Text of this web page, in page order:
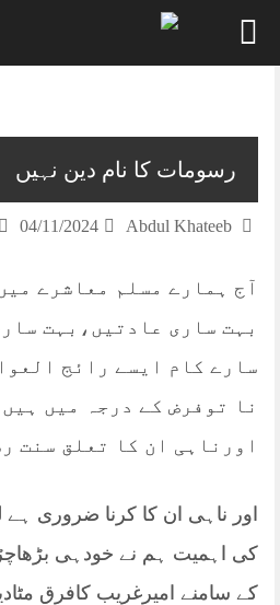
رسومات کا نام دین نہیں
Abdul Khateeb
04/11/2024
آج ہمارے مسلم معاشرے
بہت ساری عادتیں،بہت
سارے کام ایسے رائج
نا توفرض کے درجہ میں
اورناہی ان کا تعلق سنت
اور ناہی ان کا کرنا ضروری
کی اہمیت ہم نے خودہی
کے سامنے امیرغریب کافرق